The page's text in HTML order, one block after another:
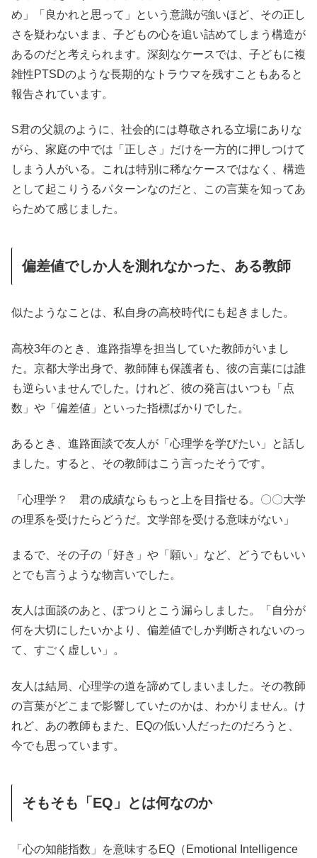
め」「良かれと思って」という意識が強いほど、その正し
さを疑わないまま、子どもの心を追い詰めてしまう構造が
あるのだと考えられます。深刻なケースでは、子どもに複
雑性PTSDのような長期的なトラウマを残すこともあると
報告されています。
S君の父親のように、社会的には尊敬される立場にありな
がら、家庭の中では「正しさ」だけを一方的に押しつけて
しまう人がいる。これは特別に稀なケースではなく、構造
として起こりうるパターンなのだと、この言葉を知ってあ
らためて感じました。
偏差値でしか人を測れなかった、ある教師
似たようなことは、私自身の高校時代にも起きました。
高校3年のとき、進路指導を担当していた教師がいまし
た。京都大学出身で、教師陣も保護者も、彼の言葉には誰
も逆らいませんでした。けれど、彼の発言はいつも「点
数」や「偏差値」といった指標ばかりでした。
あるとき、進路面談で友人が「心理学を学びたい」と話し
ました。すると、その教師はこう言ったそうです。
「心理学？ 君の成績ならもっと上を目指せる。〇〇大学
の理系を受けたらどうだ。文学部を受ける意味がない」
まるで、その子の「好き」や「願い」など、どうでもいい
とでも言うような物言いでした。
友人は面談のあと、ぽつりとこう漏らしました。「自分が
何を大切にしたいかより、偏差値でしか判断されないのっ
て、すごく虚しい」。
友人は結局、心理学の道を諦めてしまいました。その教師
の言葉がどこまで影響していたのかは、わかりません。け
れど、あの教師もまた、EQの低い人だったのだろうと、
今でも思っています。
そもそも「EQ」とは何なのか
「心の知能指数」を意味するEQ（Emotional Intelligence